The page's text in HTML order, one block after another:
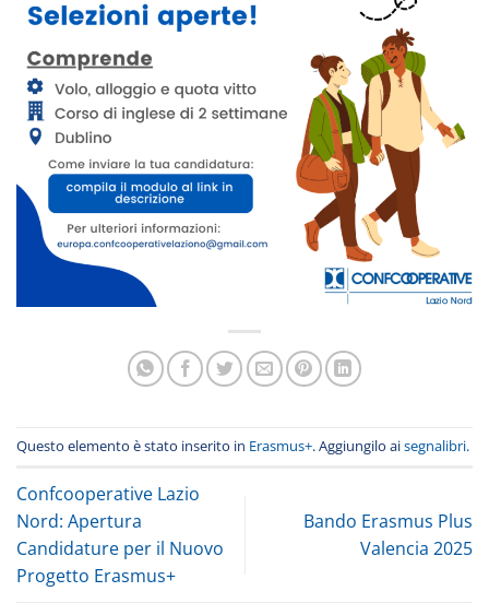
Questo elemento è stato inserito in Erasmus+. Aggiungilo aisegnalibri.
Confcooperative Lazio
Nord: Apertura
Candidature per il Nuovo
Progetto Erasmus+
Bando Erasmus Plus
Valencia 2025